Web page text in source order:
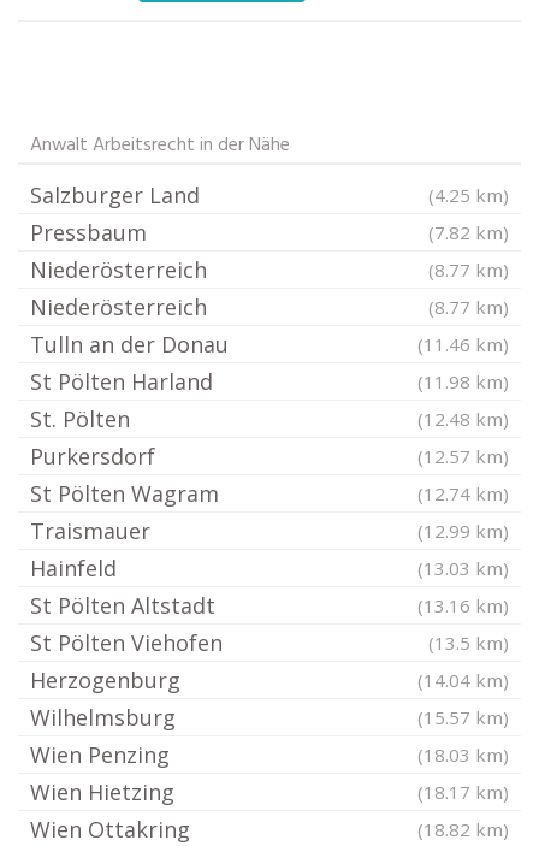
Anwalt Arbeitsrecht in der Nähe
Salzburger Land (4.25 km)
Pressbaum (7.82 km)
Niederösterreich (8.77 km)
Niederösterreich (8.77 km)
Tulln an der Donau (11.46 km)
St Pölten Harland (11.98 km)
St. Pölten (12.48 km)
Purkersdorf (12.57 km)
St Pölten Wagram (12.74 km)
Traismauer (12.99 km)
Hainfeld (13.03 km)
St Pölten Altstadt (13.16 km)
St Pölten Viehofen (13.5 km)
Herzogenburg (14.04 km)
Wilhelmsburg (15.57 km)
Wien Penzing (18.03 km)
Wien Hietzing (18.17 km)
Wien Ottakring (18.82 km)